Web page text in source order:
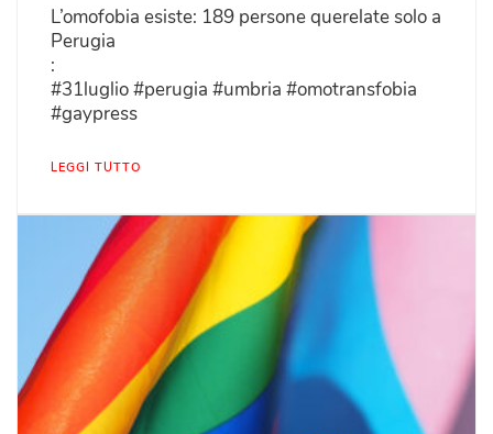
L’omofobia esiste: 189 persone querelate solo a
Perugia
:
#31luglio #perugia #umbria #omotransfobia
#gaypress
LEGGI TUTTO